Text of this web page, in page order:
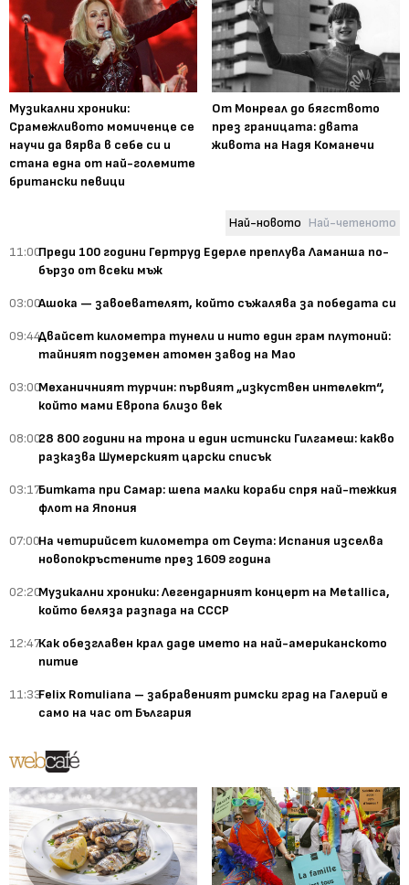
Музикални хроники:
Срамежливото момиченце се
научи да вярва в себе си и
стана една от най-големите
британски певици
От Монреал до бягството
през границата: двата
живота на Надя Команечи
Най-новото Най-четеното
11:00Преди 100 години Гертруд Едерле преплува Ламанша по-
бързо от всеки мъж
03:00Ашока — завоевателят, който съжалява за победата си
09:44Двайсет километра тунели и нито един грам плутоний:
тайният подземен атомен завод на Мао
03:00Механичният турчин: първият „изкуствен интелект“,
който мами Европа близо век
08:0028 800 години на трона и един истински Гилгамеш: какво
разказва Шумерският царски списък
03:17Битката при Самар: шепа малки кораби спря най-тежкия
флот на Япония
07:00На четирийсет километра от Сеута: Испания изселва
новопокръстените през 1609 година
02:20Музикални хроники: Легендарният концерт на Metallica,
който беляза разпада на СССР
12:47Как обезглавен крал даде името на най-американското
питие
11:33Felix Romuliana – забравеният римски град на Галерий е
само на час от България